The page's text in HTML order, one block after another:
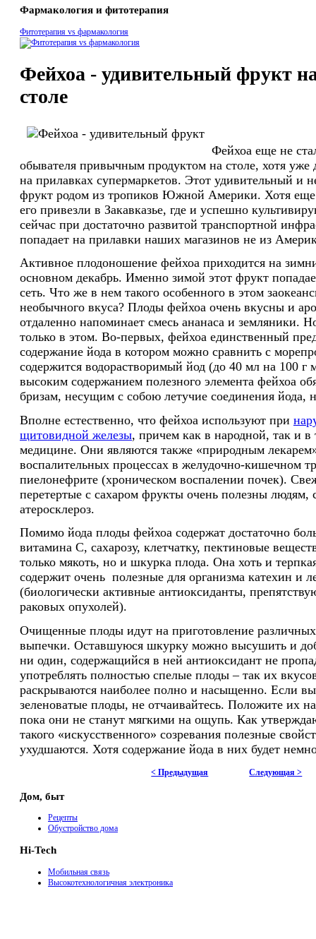
Фармакология и фитотерапия
Фитотерапия vs фармакология
Фейхоа - удивительный фрукт
столе
Фейхоа еще не
обывателя привычным продуктом на столе, хотя уже
на прилавках супермаркетов. Этот удивительный и
фрукт родом из тропиков Южной Америки. Хотя
его привезли в Закавказье, где и успешно
сейчас при достаточно развитой транспортной
попадает на прилавки наших магазинов не из
Активное плодоношение фейхоа приходится на
основном декабрь. Именно зимой этот фрукт
сеть. Что же в нем такого особенного в этом
необычного вкуса? Плоды фейхоа очень вкусны и
отдаленно напоминает смесь ананаса и земляники.
только в этом. Во-первых, фейхоа единственный
содержание йода в котором можно сравнить с
содержится водорастворимый йод (до 40 мл на 100 г
высоким содержанием полезного элемента фейхоа
бризам, несущим с собою летучие соединения
Вполне естественно, что фейхоа используют при
щитовидной железы, причем как в народной, так и
медицине. Они являются также «природным
воспалительных процессах в желудочно-кишечном
пиелонефрите (хроническом воспалении почек).
перетертые с сахаром фрукты очень полезны
атеросклероз.
Помимо йода плоды фейхоа содержат достаточно
витамина C, сахарозу, клетчатку, пектиновые
только мякоть, но и шкурка плода. Она хоть и
содержит очень полезные для организма катехин и
(биологически активные антиоксиданты,
раковых опухолей).
Очищенные плоды идут на приготовление различных
выпечки. Оставшуюся шкурку можно высушить и
ни один, содержащийся в ней антиоксидант не
употреблять полностью спелые плоды – так их
раскрываются наиболее полно и насыщенно. Если
зеленоватые плоды, не отчаивайтесь. Положите их
пока они не станут мягкими на ощупь. Как
такого «искусственного» созревания полезные
ухудшаются. Хотя содержание йода в них будет
< Предыдущая Следующая >
Дом, быт
Рецепты
Обустройство дома
Hi-Tech
Мобильная связь
Высокотехнологичная электроника